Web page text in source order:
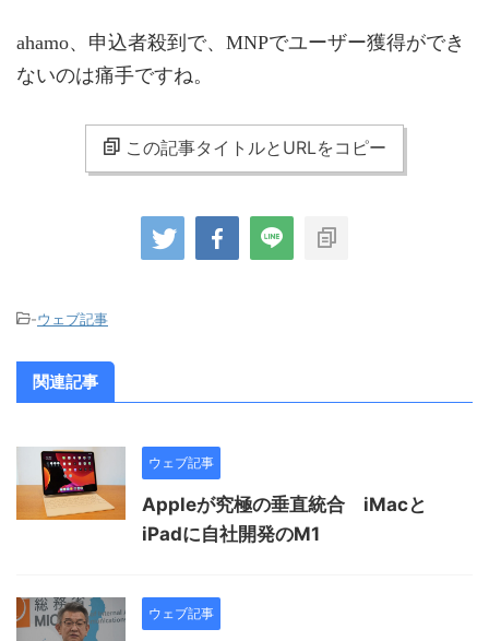
ahamo、申込者殺到で、MNPでユーザー獲得ができ
ないのは痛手ですね。
この記事タイトルとURLをコピー
-ウェブ記事
関連記事
ウェブ記事
Appleが究極の垂直統合 iMacと
iPadに自社開発のM1
ウェブ記事